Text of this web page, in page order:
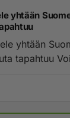
yhtään
yhtään
jo sanoa en palvele